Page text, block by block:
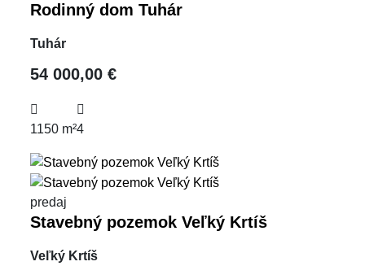
Rodinný dom Tuhár
Tuhár
54 000,00 €
1150 m²4
predaj
Stavebný pozemok Veľký Krtíš
Veľký Krtíš